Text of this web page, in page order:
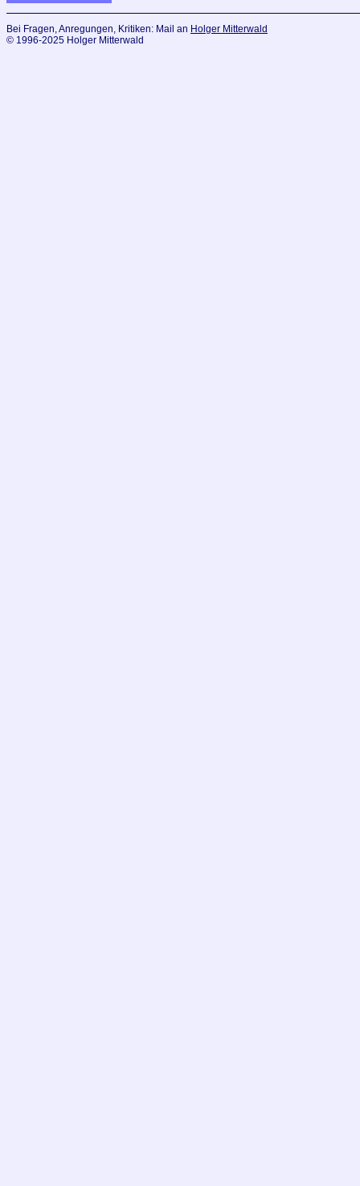
Bei Fragen, Anregungen, Kritiken: Mail an Holger Mitterwald
© 1996-2025 Holger Mitterwald